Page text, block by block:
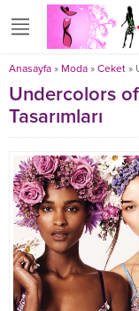
Anasayfa » Moda » Ceket »
Undercolors
Tasarımları